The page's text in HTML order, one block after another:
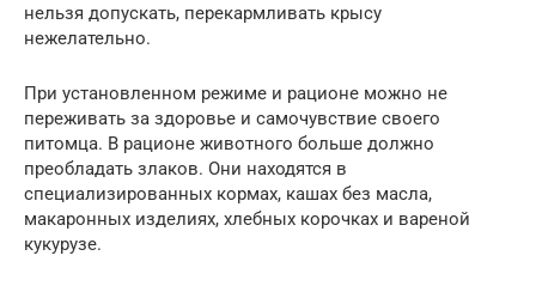
нельзя допускать, перекармливать крысу
нежелательно.
При установленном режиме и рационе можно не
переживать за здоровье и самочувствие своего
питомца. В рационе животного больше должно
преобладать злаков. Они находятся в
специализированных кормах, кашах без масла,
макаронных изделиях, хлебных корочках и вареной
кукурузе.